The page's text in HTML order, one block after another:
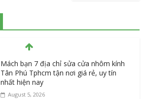
Mách bạn 7 địa chỉ sửa cửa nhôm kính
Tân Phú Tphcm tận nơi giá rẻ, uy tín
nhất hiện nay
August 5, 2026